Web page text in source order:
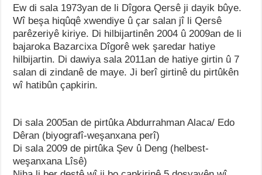
Ew di sala 1973yan de li Dîgora Qersê ji dayik bûye.
Wî beşa hiqûqê xwendiye û çar salan jî li Qersê
parêzeriyê kiriye. Di hilbijartinên 2004 û 2009an de li
bajaroka Bazarcixa Dîgorê wek şaredar hatiye
hilbijartin. Di dawiya sala 2011an de hatiye girtin û 7
salan di zindanê de maye. Ji berî girtinê du pirtûkên
wî hatibûn çapkirin.
Di sala 2005an de pirtûka Abdurrahman Alaca/ Edo
Dêran (biyografî-weşanxana perî)
Di sala 2009 de pirtûka Şev û Deng (helbest-
weşanxana Lîsê)